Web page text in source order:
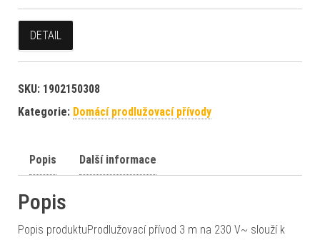
DETAIL
SKU: 1902150308
Kategorie: Domácí prodlužovací přívody
Popis Další informace
Popis
Popis produktuProdlužovací přívod 3 m na 230 V~ slouží k